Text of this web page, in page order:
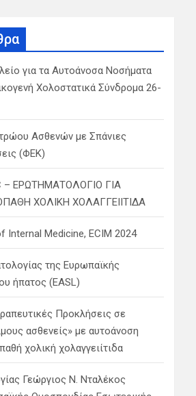
για τα Αυτοάνοσα Νοσήματα
Χολοστατικά Σύνδρομα 26-
Ασθενών με Σπάνιες
(ΦΕΚ)
– ΕΡΩΤΗΜΑΤΟΛΟΓΙΟ ΓΙΑ
ΧΟΛΙΚΗ ΧΟΛΑΓΓΕΙΙΤΙΔΑ
Internal Medicine, ECIM 2024
της Ευρωπαϊκής
ήπατος (EASL)
Προκλήσεις σε
ασθενείς» με αυτοάνοση
χολική χολαγγειίτιδα
Γεώργιος Ν. Νταλέκος